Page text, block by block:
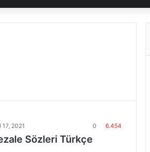
17, 2021 0 6.454
Sözleri Türkçe